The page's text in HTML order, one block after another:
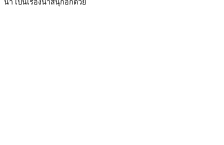
น้ำ เป็นเรื่องน่าสนุกอีกด้วย